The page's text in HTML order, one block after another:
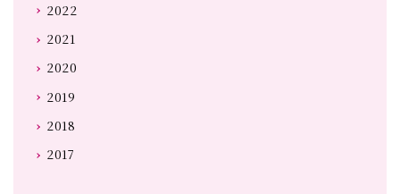
2022
2021
2020
2019
2018
2017